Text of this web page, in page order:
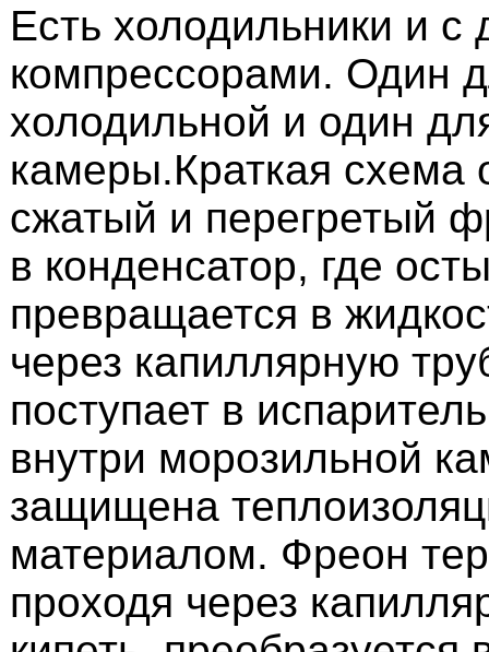
Есть холодильники и с
компрессорами. Один
холодильной и один
камеры.Краткая схема
сжатый и перегретый
в конденсатор, где
превращается в
через капиллярную
поступает в
внутри морозильной
защищена
материалом. Фреон
проходя через